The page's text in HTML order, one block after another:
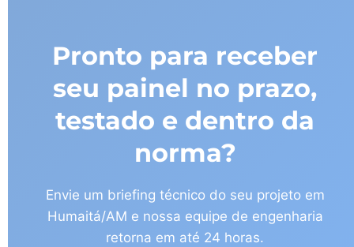
Pronto para receber
seu painel no prazo,
testado e dentro da
norma?
Envie um briefing técnico do seu projeto em
Humaitá/AM e nossa equipe de engenharia
retorna em até 24 horas.